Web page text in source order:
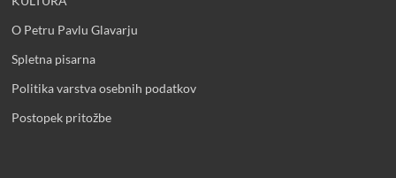
O Petru Pavlu Glavarju
Spletna pisarna
Politika varstva osebnih podatkov
Postopek pritožbe